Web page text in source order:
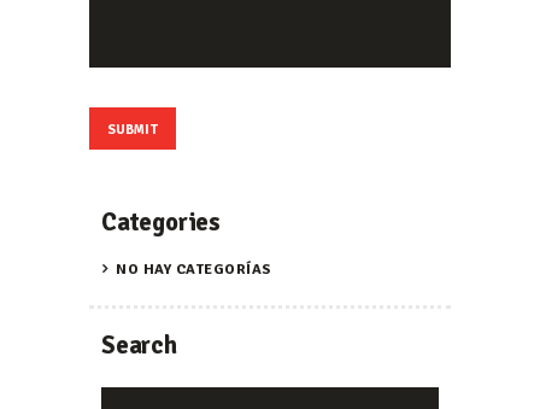
Categories
NO HAY CATEGORÍAS
Search